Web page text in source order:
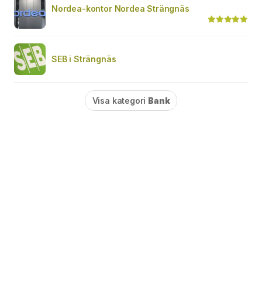
Nordea-kontor Nordea Strängnäs
SEB i Strängnäs
Visa kategori Bank